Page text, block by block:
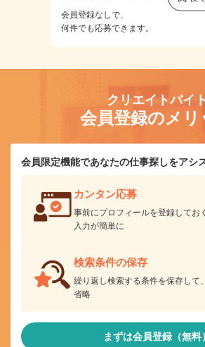
会員登録なしで、
何件でも応募できます。
クリエイトバイト
会員登録のメリ
会員限定機能であなたの仕事探しをアシ
カンタン応募
事前にプロフィールを登録してお
入力が簡単に
検索条件の保存
繰り返し検索する条件を保存して
省略
まずは会員登録（無料）